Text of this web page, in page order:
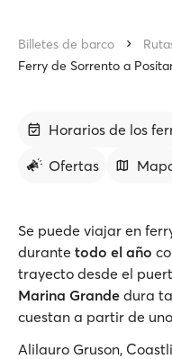
Billetes de barco
Ferry de Sorrento a
Horarios de los
Ofertas
Se puede viajar en
durante todo el año
trayecto desde el
Marina Grande dura
cuestan a partir de
Alilauro Gruson,